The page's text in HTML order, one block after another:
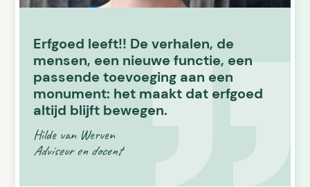
Erfgoed leeft!! De verhalen, de
mensen, een nieuwe functie, een
passende toevoeging aan een
monument: het maakt dat erfgoed
altijd blijft bewegen.
Hilde van Werven
Adviseur en docent